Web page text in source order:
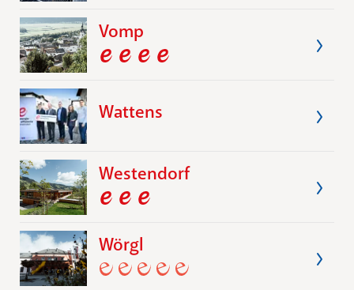
Vomp
Wattens
Westendorf
Wörgl